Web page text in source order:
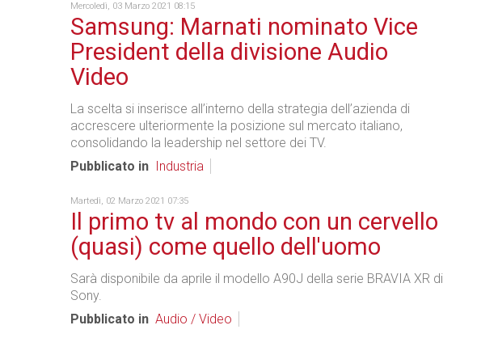
Mercoledì, 03 Marzo 2021 08:15
Samsung: Marnati nominato Vice
President della divisione Audio
Video
La scelta si inserisce all’interno della strategia dell’azienda di
accrescere ulteriormente la posizione sul mercato italiano,
consolidando la leadership nel settore dei TV.
Pubblicato in
Industria
Martedì, 02 Marzo 2021 07:35
Il primo tv al mondo con un cervello
(quasi) come quello dell'uomo
Sarà disponibile da aprile il modello A90J della serie BRAVIA XR di
Sony.
Pubblicato in Audio / Video